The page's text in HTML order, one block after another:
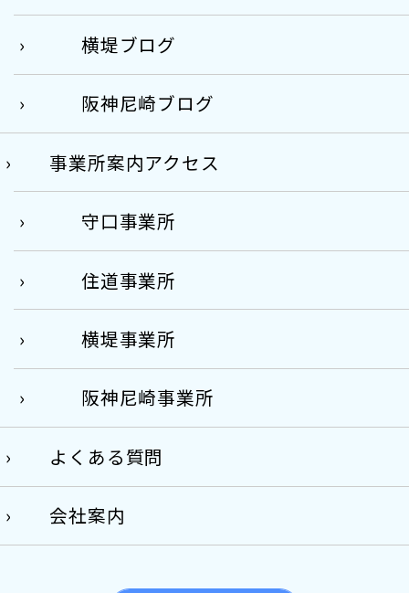
横堤ブログ
阪神尼崎ブログ
事業所案内アクセス
守口事業所
住道事業所
横堤事業所
阪神尼崎事業所
よくある質問
会社案内